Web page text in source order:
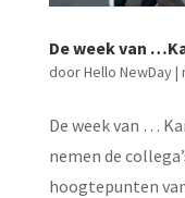
De week van
doorHello NewDay|
De week van …
nemen de
hoogtepunten